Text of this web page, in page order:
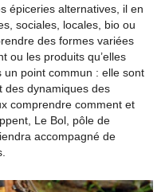
épiceries alternatives, il en
sociales, locales, bio ou
des formes variées
ou les produits qu’elles
point commun : elle sont
des dynamiques des
comprendre comment et
Le Bol, pôle de
accompagné de